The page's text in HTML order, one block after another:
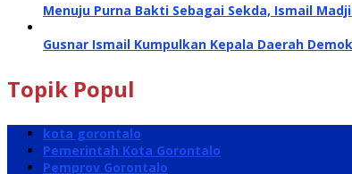
Menuju Purna Bakti Sebagai Sekda, Ismail
Gusnar Ismail Kumpulkan Kepala Daerah
Topik Popul
kota gorontalo
Pemerintah Kota Gorontalo
Pemprov Gorontalo